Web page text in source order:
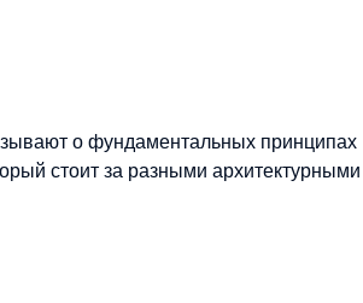
о фундаментальных принципах
стоит за разными архитектурными